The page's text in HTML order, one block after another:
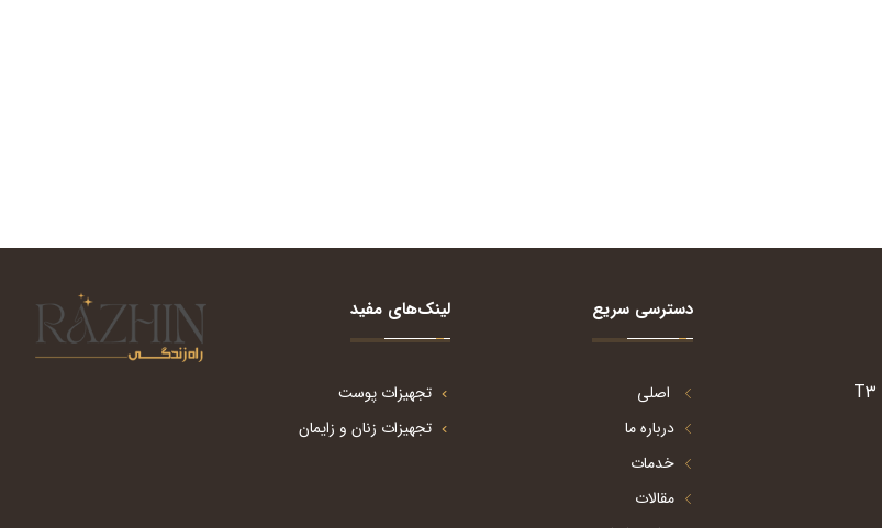
دسترسی سریع
اصلی
درباره ما
خدمات
مقالات
لینک‌های مفید
تجهیزات پوست
تجهیزات زنان و زایمان